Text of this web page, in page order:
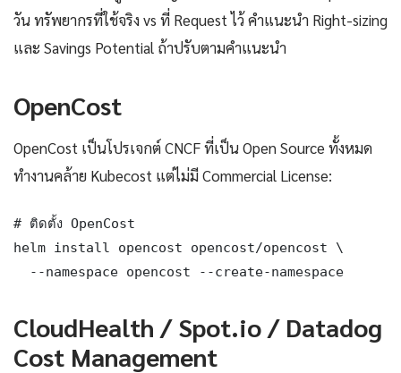
วัน ทรัพยากรที่ใช้จริง vs ที่ Request ไว้ คำแนะนำ Right-sizing
และ Savings Potential ถ้าปรับตามคำแนะนำ
OpenCost
OpenCost เป็นโปรเจกต์ CNCF ที่เป็น Open Source ทั้งหมด
ทำงานคล้าย Kubecost แต่ไม่มี Commercial License:
# ติดตั้ง OpenCost
helm install opencost opencost/opencost \
  --namespace opencost --create-namespace
CloudHealth / Spot.io / Datadog
Cost Management